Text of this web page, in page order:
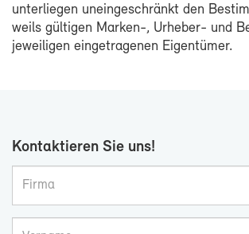
un­ter­lie­gen un­ein­ge­schränkt den
weils gül­ti­gen Marken-​, Urheber-​ und
je­wei­li­gen ein­ge­tra­ge­nen Ei­gen­tü­mer.
Kon­tak­tie­ren Sie uns!